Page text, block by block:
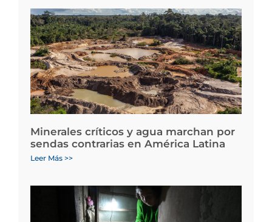
Minerales críticos y agua marchan por
sendas contrarias en América Latina
Leer Más >>